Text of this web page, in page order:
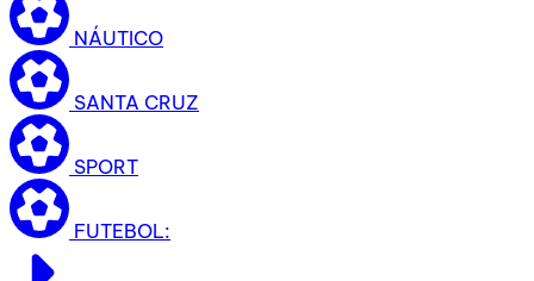
NÁUTICO
SANTA CRUZ
SPORT
FUTEBOL: